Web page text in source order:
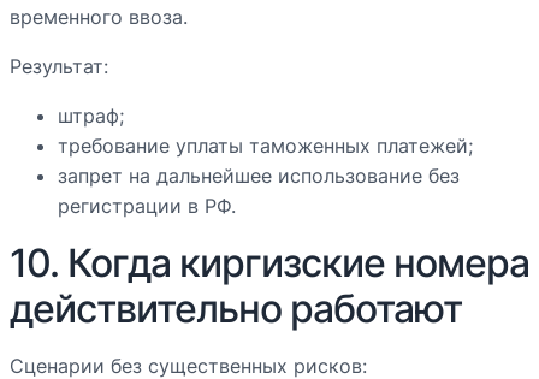
временного ввоза.
Результат:
штраф;
требование уплаты таможенных платежей;
запрет на дальнейшее использование без
регистрации в РФ.
10. Когда киргизские номера
действительно работают
Сценарии без существенных рисков: